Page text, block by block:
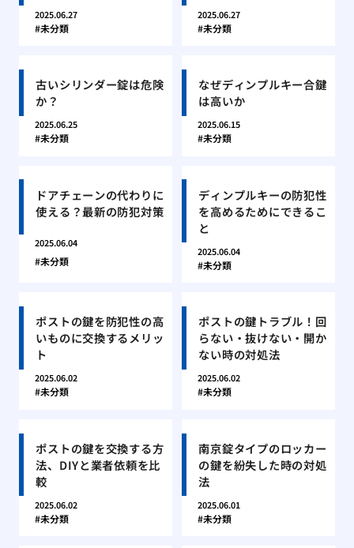
2025.06.27
未分類
2025.06.27
未分類
古いシリンダー錠は危険
か？
2025.06.25
未分類
なぜディンプルキー合鍵
は高いか
2025.06.15
未分類
ドアチェーンの代わりに
使える？最新の防犯対策
2025.06.04
未分類
ディンプルキーの防犯性
を高めるためにできるこ
と
2025.06.04
未分類
ポストの鍵を防犯性の高
いものに交換するメリッ
ト
2025.06.02
未分類
ポストの鍵トラブル！回
らない・抜けない・開か
ない時の対処法
2025.06.02
未分類
ポストの鍵を交換する方
法、DIYと業者依頼を比
較
2025.06.02
未分類
南京錠タイプのロッカー
の鍵を紛失した時の対処
法
2025.06.01
未分類